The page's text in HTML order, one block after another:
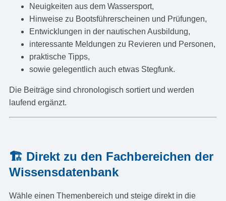
Neuigkeiten aus dem Wassersport,
Hinweise zu Bootsführerscheinen und Prüfungen,
Entwicklungen in der nautischen Ausbildung,
interessante Meldungen zu Revieren und Personen,
praktische Tipps,
sowie gelegentlich auch etwas Stegfunk.
Die Beiträge sind chronologisch sortiert und werden
laufend ergänzt.
🏗️ Direkt zu den Fachbereichen der
Wissensdatenbank
Wähle einen Themenbereich und steige direkt in die